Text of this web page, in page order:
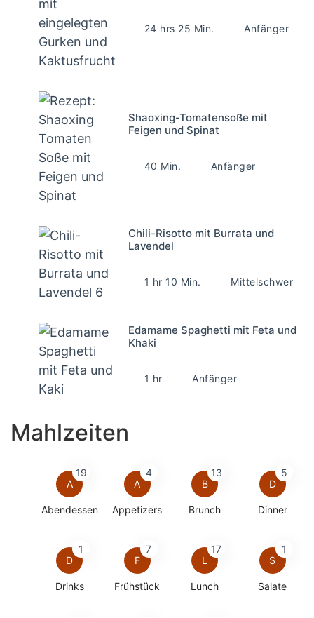
24 hrs 25 Min. Anfänger
Shaoxing-Tomatensoße mit
Feigen und Spinat
40 Min. Anfänger
Chili-Risotto mit Burrata und
Lavendel
1 hr 10 Min. Mittelschwer
Edamame Spaghetti mit Feta und
Khaki
1 hr Anfänger
Mahlzeiten
A
19
Abendessen
A
4
Appetizers
B
13
Brunch
D
5
Dinner
D
1
Drinks
F
7
Frühstück
L
17
Lunch
S
1
Salate